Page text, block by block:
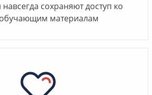
сохраняют доступ ко
материалам